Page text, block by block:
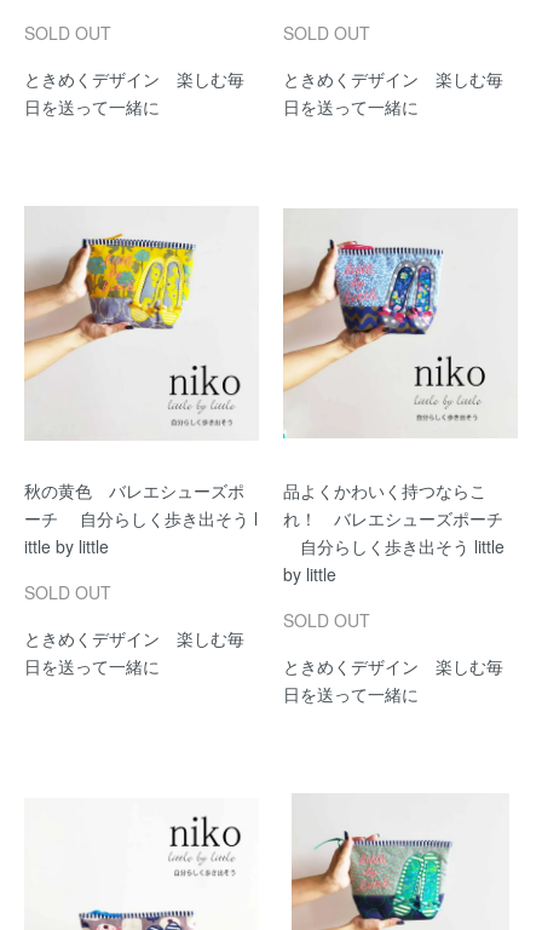
SOLD OUT
ときめくデザイン 楽しむ毎
日を送って一緒に
SOLD OUT
ときめくデザイン 楽しむ毎
日を送って一緒に
秋の黄色 バレエシューズポ
ーチ 自分らしく歩き出そう l
ittle by little
SOLD OUT
ときめくデザイン 楽しむ毎
日を送って一緒に
品よくかわいく持つならこ
れ！ バレエシューズポーチ
自分らしく歩き出そう little
by little
SOLD OUT
ときめくデザイン 楽しむ毎
日を送って一緒に